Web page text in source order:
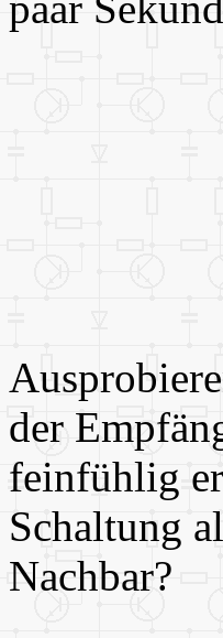
der
feinfühlig
Schaltung
Nachbar?